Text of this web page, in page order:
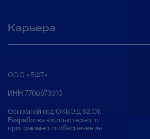
Карьера
ООО «БФТ»
ИНН 7706673610
Основной код ОКВЭД 62.01:
Разработка компьютерного
программного обеспечения